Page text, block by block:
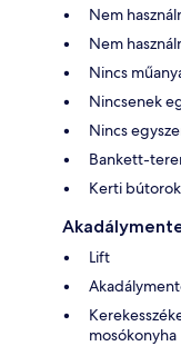
Nem
Nem
Nincs
Nincsenek
Nincs
Bankett-
Kerti bútorok
Lift
mosókonyha